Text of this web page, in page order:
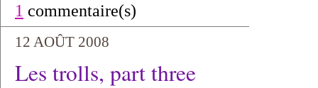
1 commentaire(s)
12 AOÛT 2008
Les trolls, part three